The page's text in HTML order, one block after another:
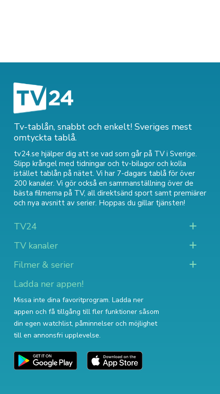
Tv-tablån, snabbt och enkelt! Sveriges mest
omtyckta tablå.
tv24.se hjälper dig att se vad som går på TV i Sverige.
Slipp krångel med tidningar och tv-bilagor och kolla
istället tablån på nätet. Vi har 7-dagars tablå för över
200 kanaler. Vi gör också en sammanställning över de
bästa filmerna på TV, all direktsänd sport samt premiärer
och nya avsnitt av serier. Hoppas du gillar tjänsten!
TV24
TV kanaler
Filmer & serier
Ladda ner appen!
Missa inte dina favoritprogram. Ladda ner
appen och få tillgång till fler funktioner såsom
din egen watchlist, påminnelser och möjlighet
till en annonsfri upplevelse.